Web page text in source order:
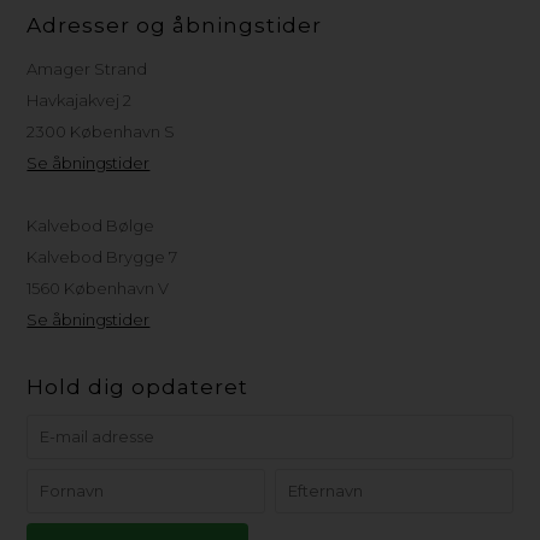
Adresser og åbningstider
Amager Strand
Havkajakvej 2
2300 København S
Se åbningstider
Kalvebod Bølge
Kalvebod Brygge 7
1560 København V
Se åbningstider
Hold dig opdateret